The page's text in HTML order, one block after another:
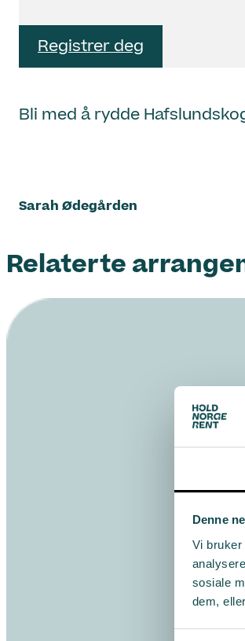
Denne
Vi bruker
sosiale
dem,
Registrer deg
Bli med å rydde
Sarah Ødegården
Relaterte